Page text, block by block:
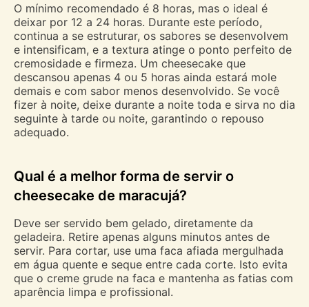
O mínimo recomendado é 8 horas, mas o ideal é
deixar por 12 a 24 horas. Durante este período,
continua a se estruturar, os sabores se desenvolvem
e intensificam, e a textura atinge o ponto perfeito de
cremosidade e firmeza. Um cheesecake que
descansou apenas 4 ou 5 horas ainda estará mole
demais e com sabor menos desenvolvido. Se você
fizer à noite, deixe durante a noite toda e sirva no dia
seguinte à tarde ou noite, garantindo o repouso
adequado.
Qual é a melhor forma de servir o
cheesecake de maracujá?
Deve ser servido bem gelado, diretamente da
geladeira. Retire apenas alguns minutos antes de
servir. Para cortar, use uma faca afiada mergulhada
em água quente e seque entre cada corte. Isto evita
que o creme grude na faca e mantenha as fatias com
aparência limpa e profissional.